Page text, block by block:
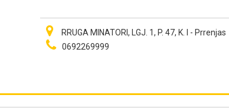
RRUGA MINATORI, LGJ. 1, P. 47, K. I - Prrenjas
0692269999